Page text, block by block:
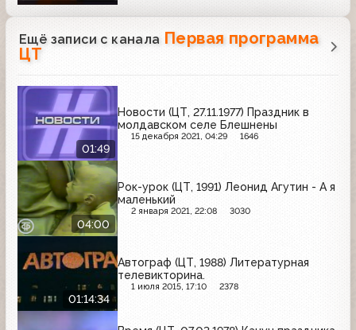
Ещё записи с канала Первая программа
ЦТ
01:49
Новости (ЦТ, 27.11.1977) Праздник в
молдавском селе Блешнены
15 декабря 2021, 04:29 1646
04:00
Рок-урок (ЦТ, 1991) Леонид Агутин - А я
маленький
2 января 2021, 22:08 3030
01:14:34
Автограф (ЦТ, 1988) Литературная
телевикторина.
1 июля 2015, 17:10 2378